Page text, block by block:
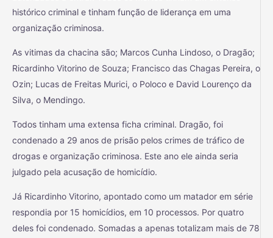
histórico criminal e tinham função de liderança em uma
organização criminosa.
As vitimas da chacina são; Marcos Cunha Lindoso, o Dragão;
Ricardinho Vitorino de Souza; Francisco das Chagas Pereira, o
Ozin; Lucas de Freitas Murici, o Poloco e David Lourenço da
Silva, o Mendingo.
Todos tinham uma extensa ficha criminal. Dragão, foi
condenado a 29 anos de prisão pelos crimes de tráfico de
drogas e organização criminosa. Este ano ele ainda seria
julgado pela acusação de homicídio.
Já Ricardinho Vitorino, apontado como um matador em série
respondia por 15 homicídios, em 10 processos. Por quatro
deles foi condenado. Somadas a apenas totalizam mais de 78